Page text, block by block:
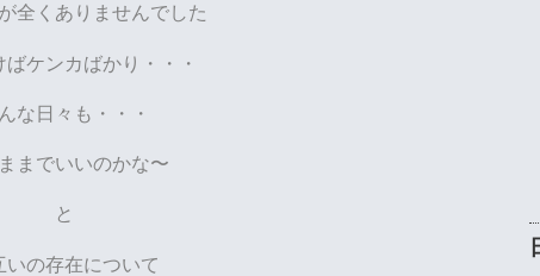
全くありませんでした
ばケンカばかり・・・
な日々も・・・
までいいのかな〜
と
いの存在について